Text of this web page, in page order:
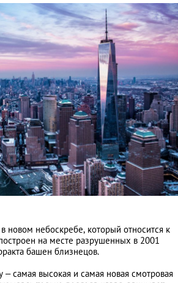
новом небоскребе, который относится к
на месте разрушенных в 2001
башен близнецов.
самая высокая и самая новая смотровая